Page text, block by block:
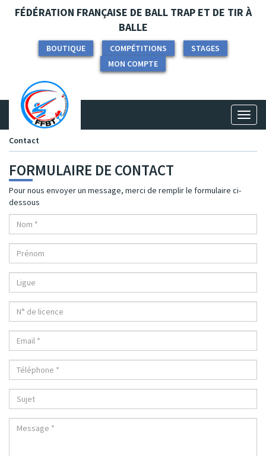
Panneau de gestion des cookies
FÉDÉRATION FRANÇAISE DE BALL TRAP ET DE TIR À
BALLE
BOUTIQUE COMPÉTITIONS
STAGES
MON COMPTE
Contact
FORMULAIRE DE CONTACT
Pour nous envoyer un message, merci de remplir le formulaire ci-
dessous